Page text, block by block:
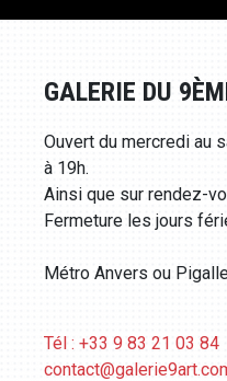
GALERIE DU
Ouvert du mercredi au
à 19h.
Ainsi que sur rendez-
Fermeture les jours
Métro Anvers ou
Tél : +33 9 83 21 03 84